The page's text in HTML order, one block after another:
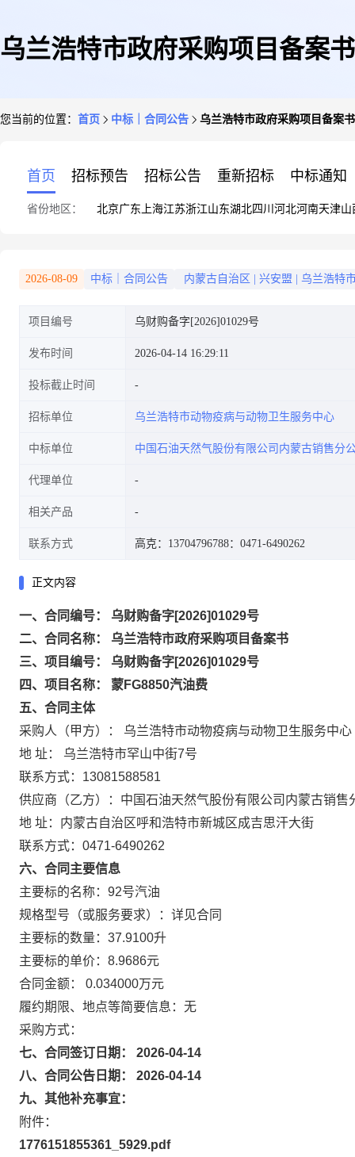
乌兰浩特市政府采购项目备案书
您当前的位置： 首页 中标｜合同公告 乌兰浩特市政府采购项目备案书
首页 招标预告 招标公告 重新招标 中标通知
省份地区： 北京广东 上海江苏浙江山东湖北四川 河北河南天津山
2026-08-09 中标｜合同公告 内蒙古自治区 兴安盟 乌兰浩特
项目编号 乌财购备字[2026]01029号
发布时间 2026-04-14 16:29:11
投标截止时间
招标单位 乌兰浩特市动物疫病与动物卫生服务中心
中标单位 中国石油天然气股份有限公司内蒙古销售分
代理单位
相关产品
联系方式 高克：13704796788：0471-6490262
正文内容
一、合同编号： 乌财购备字[2026]01029号
二、合同名称： 乌兰浩特市政府采购项目备案书
三、项目编号： 乌财购备字[2026]01029号
四、项目名称： 蒙FG8850汽油费
五、合同主体
采购人（甲方）： 乌兰浩特市动物疫病与动物卫生服务中心
地 址： 乌兰浩特市罕山中街7号
联系方式：13081588581
供应商（乙方）：中国石油天然气股份有限公司内蒙古销售
地 址：内蒙古自治区呼和浩特市新城区成吉思汗大街
联系方式：0471-6490262
六、合同主要信息
主要标的名称：92号汽油
规格型号（或服务要求）：详见合同
主要标的数量：37.9100升
主要标的单价：8.9686元
合同金额： 0.034000万元
履约期限、地点等简要信息：无
采购方式：
七、合同签订日期： 2026-04-14
八、合同公告日期： 2026-04-14
九、其他补充事宜：
附件：
1776151855361_5929.pdf